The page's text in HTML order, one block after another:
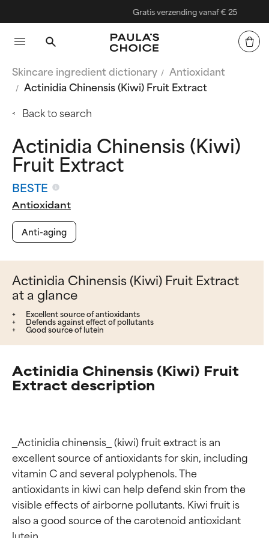
Gratis verzending vanaf € 25
Skincare ingredient dictionary
Antioxidant
Actinidia Chinensis (Kiwi) Fruit Extract
Back to search
Actinidia Chinensis (Kiwi)
Fruit Extract
BESTE
Antioxidant
Anti-aging
Actinidia Chinensis (Kiwi) Fruit Extract
at a glance
Excellent source of antioxidants
Defends against effect of pollutants
Good source of lutein
Actinidia Chinensis (Kiwi) Fruit
Extract description
_Actinidia chinensis_ (kiwi) fruit extract is an
excellent source of antioxidants for skin, including
vitamin C and several polyphenols. The
antioxidants in kiwi can help defend skin from the
visible effects of airborne pollutants. Kiwi fruit is
also a good source of the carotenoid antioxidant